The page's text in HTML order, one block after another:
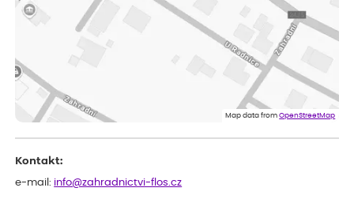
sazenicemi
Miroslava
Rostliny byly v pořádku, dobře zabalené, celková spokojenost.
Doporučuji :). Spokojenost, stromky v pěkném stavu. Jediné, co
my chybělo, bylo komunikování nedostupného zboží před
Map data fromOpenStreetMap
Kontakt:
e-mail: info@zahradnictvi-flos.cz